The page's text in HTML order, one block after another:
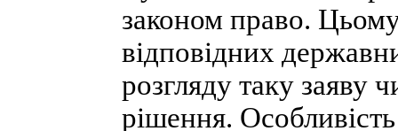
законом право.
відповідних
розгляду таку заяву
рішення.